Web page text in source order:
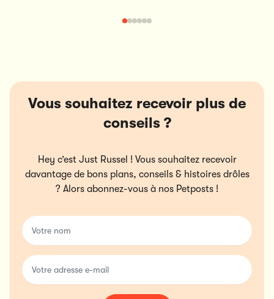
Vous souhaitez recevoir plus de
conseils ?
Hey c’est Just Russel ! Vous souhaitez recevoir
davantage de bons plans, conseils & histoires drôles
? Alors abonnez-vous à nos Petposts !
Votre nom
Votre adresse e-mail